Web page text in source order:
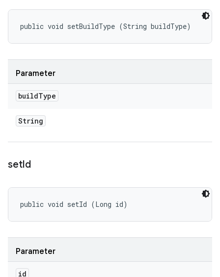
public void setBuildType (String buildType)
Parameter
buildType
String
setId
public void setId (Long id)
Parameter
id